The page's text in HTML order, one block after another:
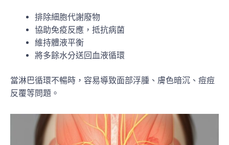
排除細胞代謝廢物
協助免疫反應，抵抗病菌
維持體液平衡
將多餘水分送回血液循環
當淋巴循環不暢時，容易導致面部浮腫、膚色暗沉、痘痘
反覆等問題。